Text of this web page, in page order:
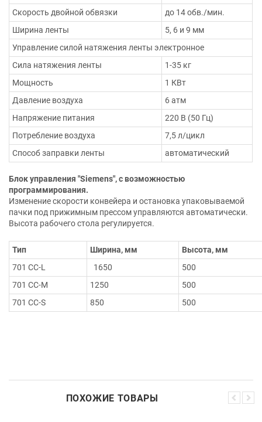
Скорость двойной обвязки
до 14 обв./мин.
Ширина ленты
5, 6 и 9 мм
Управление силой натяжения ленты электронное
Сила натяжения ленты
1-35 кг
Мощность
1 КВт
Давление воздуха
6 атм
Напряжение питания
220 В (50 Гц)
Потребление воздуха
7,5 л/цикл
Способ заправки ленты
автоматический
Блок управления "Siemens", с возможностью
программирования.
Изменение скорости конвейера и остановка упаковываемой
пачки под прижимным прессом управляются автоматически.
Высота рабочего стола регулируется.
Тип Ширина, мм
Высота, мм
701 СС-L
1650
500
701 СС-M
1250
500
701 СС-S
850 500
ПОХОЖИЕ ТОВАРЫ